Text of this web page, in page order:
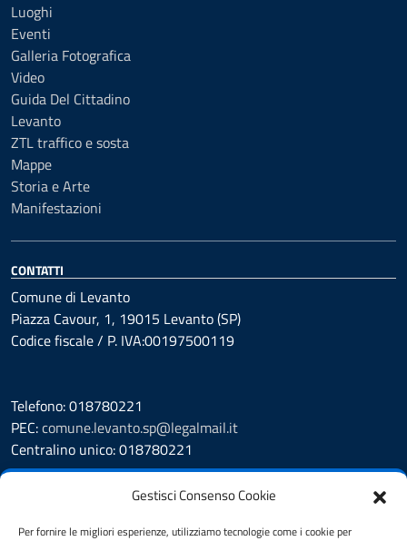
Gestisci Consenso Cookie
Per fornire le migliori esperienze, utilizziamo tecnologie come i cookie per
Luoghi
Eventi
Galleria Fotografica
Video
Guida Del Cittadino
Levanto
ZTL traffico e sosta
Mappe
Storia e Arte
Manifestazioni
CONTATTI
Comune di Levanto
Piazza Cavour, 1, 19015 Levanto (SP)
Codice fiscale / P. IVA:00197500119
Telefono: 018780221
PEC:comune.levanto.sp@legalmail.it
Centralino unico: 018780221
Prenotazione appuntamento
Segnalazione disservizio